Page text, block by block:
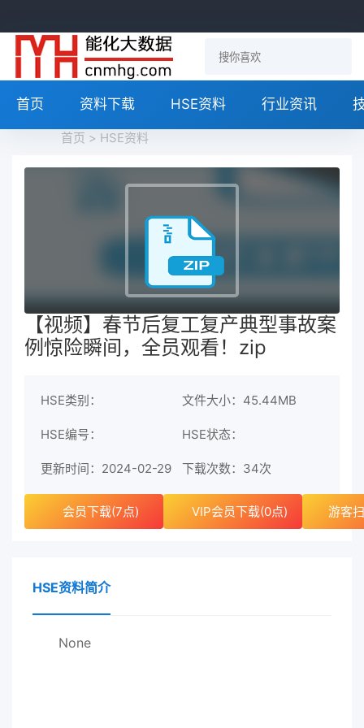
首页 资料下载 HSE资料 行业资讯
首页 > HSE资料
【视频】春节后复工复产典型事故案
例惊险瞬间，全员观看！zip
HSE类别： 文件大小：45.44MB
HSE编号： HSE状态：
更新时间：2024-02-29 下载次数： 34次
会员下载(7点) VIP会员下载(0点) 游客
HSE资料简介
None